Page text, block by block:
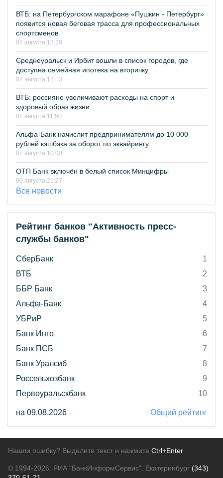
ВТБ: на Петербургском марафоне «Пушкин - Петербург»
появится новая беговая трасса для профессиональных
спортсменов
07 августа 12:28
Среднеуральск и Ирбит вошли в список городов, где
доступна семейная ипотека на вторичку
07 августа 12:13
ВТБ: россияне увеличивают расходы на спорт и
здоровый образ жизни
07 августа 11:50
Альфа-Банк начислит предпринимателям до 10 000
рублей кэшбэка за оборот по эквайрингу
07 августа 10:00
ОТП Банк включён в белый список Минцифры
06 августа 21:27
Все новости
Рейтинг банков "Активность пресс-
службы банков"
СберБанк
1
ВТБ
2
ББР Банк
3
Альфа-Банк
4
УБРиР
5
Банк Инго
6
Банк ПСБ
7
Банк Уралсиб
8
Россельхозбанк
9
Первоуральскбанк
10
на 09.08.2026 Общий рейтинг
Нашли ошибку? Выделите текст и нажмите Ctrl+Enter
© 1994-2026. РИА "БанкИнформСервис". Екатеринбург (343)